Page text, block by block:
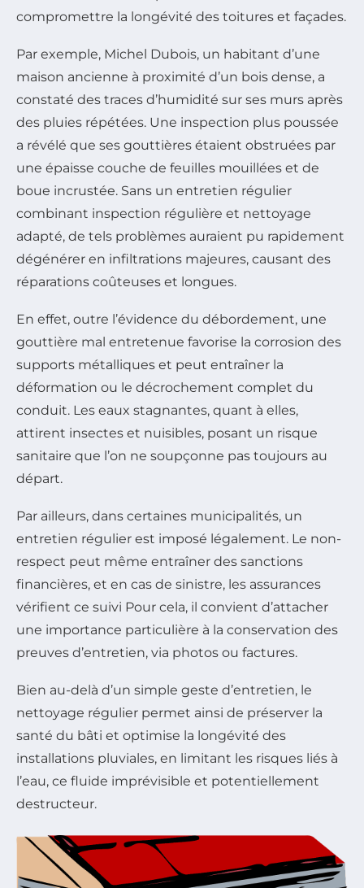
compromettre la longévité des toitures et façades.
Par exemple, Michel Dubois, un habitant d’une
maison ancienne à proximité d’un bois dense, a
constaté des traces d’humidité sur ses murs après
des pluies répétées. Une inspection plus poussée
a révélé que ses gouttières étaient obstruées par
une épaisse couche de feuilles mouillées et de
boue incrustée. Sans un entretien régulier
combinant inspection régulière et nettoyage
adapté, de tels problèmes auraient pu rapidement
dégénérer en infiltrations majeures, causant des
réparations coûteuses et longues.
En effet, outre l’évidence du débordement, une
gouttière mal entretenue favorise la corrosion des
supports métalliques et peut entraîner la
déformation ou le décrochement complet du
conduit. Les eaux stagnantes, quant à elles,
attirent insectes et nuisibles, posant un risque
sanitaire que l’on ne soupçonne pas toujours au
départ.
Par ailleurs, dans certaines municipalités, un
entretien régulier est imposé légalement. Le non-
respect peut même entraîner des sanctions
financières, et en cas de sinistre, les assurances
vérifient ce suivi Pour cela, il convient d’attacher
une importance particulière à la conservation des
preuves d’entretien, via photos ou factures.
Bien au-delà d’un simple geste d’entretien, le
nettoyage régulier permet ainsi de préserver la
santé du bâti et optimise la longévité des
installations pluviales, en limitant les risques liés à
l’eau, ce fluide imprévisible et potentiellement
destructeur.